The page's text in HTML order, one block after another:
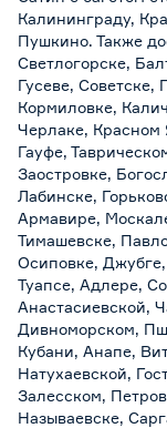
Калининграду,
Пушкино. Также
Светлогорске,
Гусеве, Советске,
Кормиловке,
Черлаке, Красном
Гауфе,
Заостровке,
Лабинске,
Армавире,
Тимашевске,
Осиповке,
Туапсе, Адлере,
Анастасиевской,
Дивноморском,
Кубани, Анапе,
Натухаевской,
Залесском,
Называевске,